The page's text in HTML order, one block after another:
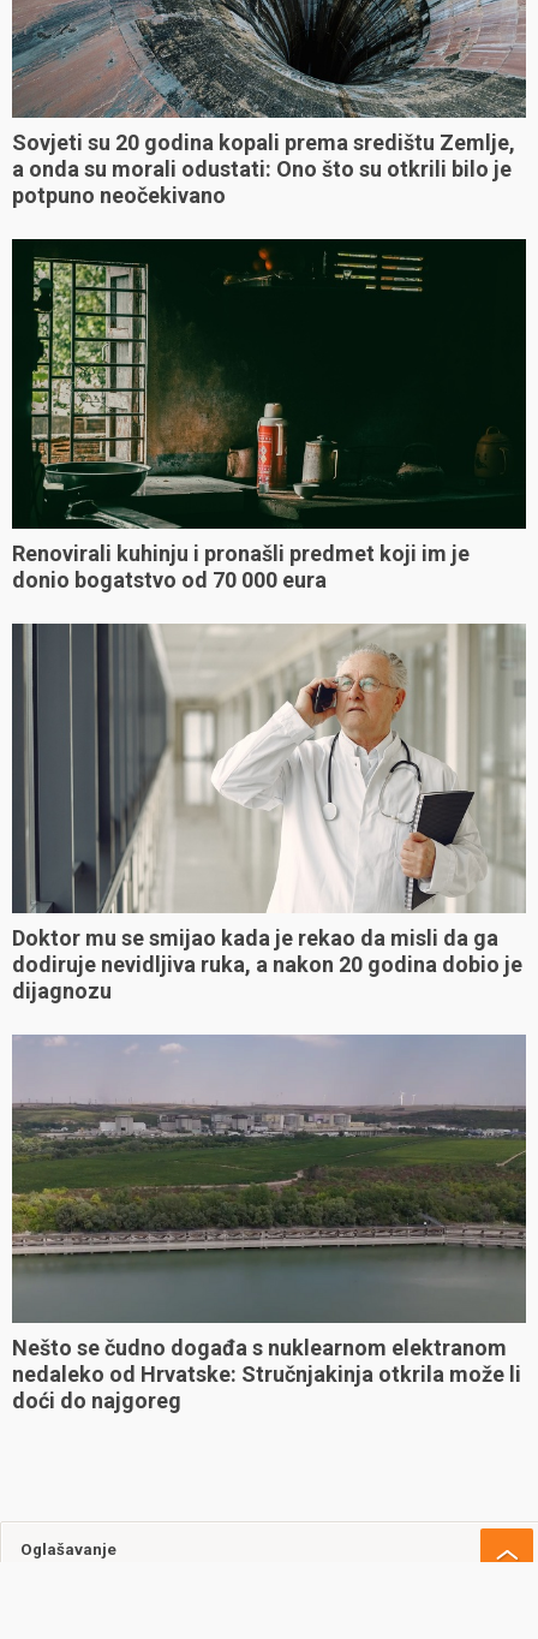
Sovjeti su 20 godina kopali prema središtu Zemlje,
a onda su morali odustati: Ono što su otkrili bilo je
potpuno neočekivano
Renovirali kuhinju i pronašli predmet koji im je
donio bogatstvo od 70 000 eura
Doktor mu se smijao kada je rekao da misli da ga
dodiruje nevidljiva ruka, a nakon 20 godina dobio je
dijagnozu
Nešto se čudno događa s nuklearnom elektranom
nedaleko od Hrvatske: Stručnjakinja otkrila može li
doći do najgoreg
Oglašavanje